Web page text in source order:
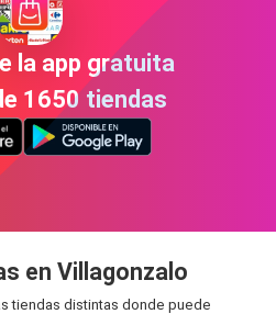
la app gratuita
1650 tiendas
en Villagonzalo
tiendas distintas donde puede